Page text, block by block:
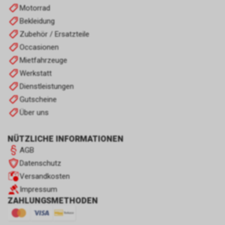
Motorrad
Bekleidung
Zubehör / Ersatzteile
Occasionen
Mietfahrzeuge
Werkstatt
Dienstleistungen
Gutscheine
Über uns
NÜTZLICHE INFORMATIONEN
AGB
Datenschutz
Versandkosten
Impressum
ZAHLUNGSMETHODEN